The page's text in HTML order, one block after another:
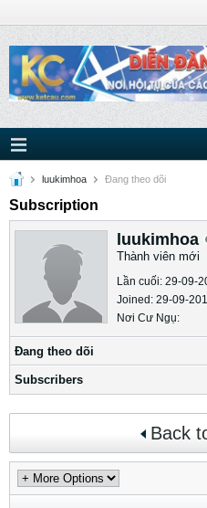
luukimhoa Ðang theo dõi
Subscription
luukimhoa
Thành viên mới
Lần cuối: 29-09-
Joined: 29-09-
Nơi Cư Ngụ:
Ðang theo dõi
Subscribers
Back